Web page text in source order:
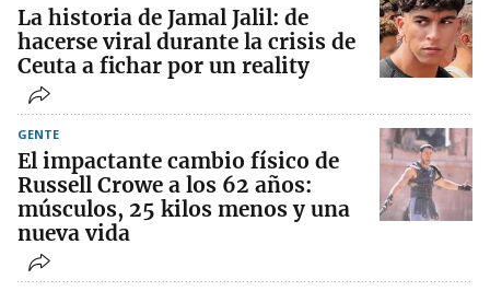
La historia de Jamal Jalil: de
hacerse viral durante la crisis de
Ceuta a fichar por un reality
GENTE
El impactante cambio físico de
Russell Crowe a los 62 años:
músculos, 25 kilos menos y una
nueva vida